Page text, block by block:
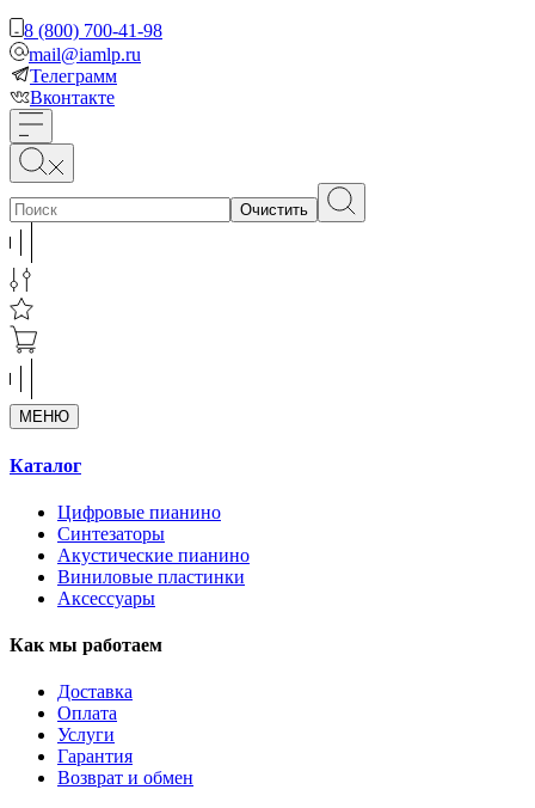
8 (800) 700-41-98
mail@iamlp.ru
Телеграмм
Вконтакте
Очистить
МЕНЮ
Каталог
Цифровые пианино
Синтезаторы
Акустические пианино
Виниловые пластинки
Аксессуары
Как мы работаем
Доставка
Оплата
Услуги
Гарантия
Возврат и обмен